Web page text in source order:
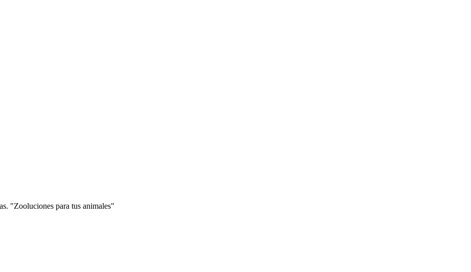
"Zooluciones para tus animales"